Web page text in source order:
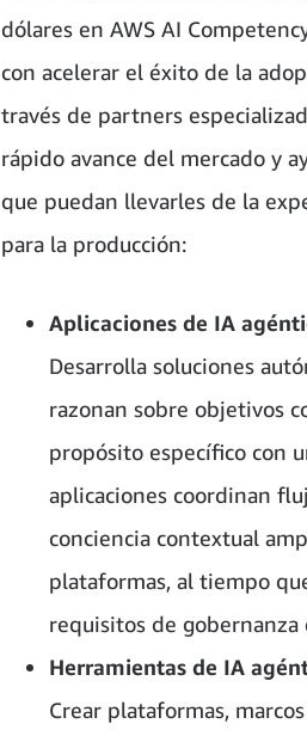
dólares en AWS AI
con acelerar el éxito de la
través de partners
rápido avance del mercado y
que puedan llevarles de la
para la producción:
Aplicaciones de IA
Desarrolla soluciones
razonan sobre objetivos
propósito específico con
aplicaciones coordinan
conciencia contextual
plataformas, al tiempo
requisitos de gobernanza
Herramientas de IA
Crear plataformas,